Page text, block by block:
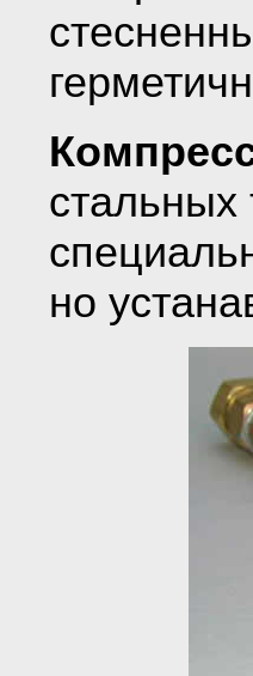
стальных
но